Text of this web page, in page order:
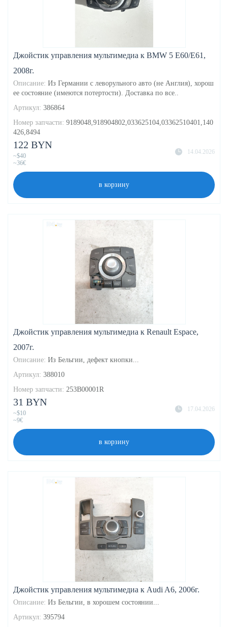
Джойстик управления мультимедиа к BMW 5 E60/E61,
2008г.
Описание: Из Германии с леворульного авто (не Англия), хорош
ее состояние (имеются потертости). Доставка по все..
Артикул: 386864
Номер запчасти: 9189048,918904802,033625104,03362510401,140
426,8494
14.04.2026
122 BYN
~$40
~36€
в корзину
Джойстик управления мультимедиа к Renault Espace,
2007г.
Описание: Из Бельгии, дефект кнопки...
Артикул: 388010
Номер запчасти: 253B00001R
17.04.2026
31 BYN
~$10
~9€
в корзину
Джойстик управления мультимедиа к Audi A6, 2006г.
Описание: Из Бельгии, в хорошем состоянии...
Артикул: 395794